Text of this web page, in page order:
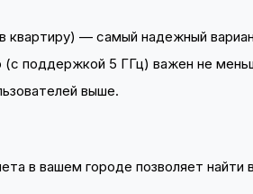
квартиру) — самый надежный
(с поддержкой 5 ГГц) важен не
выше.
в вашем городе позволяет